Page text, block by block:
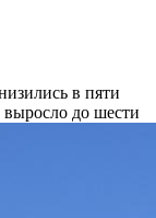
в пяти
выросло до шести